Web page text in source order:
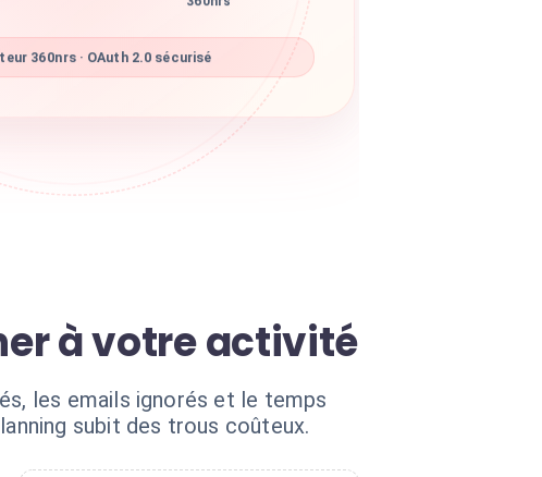
360nrs · OAuth 2.0 sécurisé
à votre activité
les emails ignorés et le temps
subit des trous coûteux.